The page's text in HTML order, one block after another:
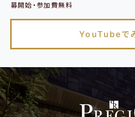
募開始・参加費無料
YouTubeで